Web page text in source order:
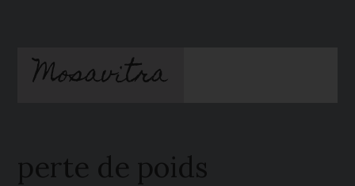
contenu
principal
barreMosavitra
perte de poids